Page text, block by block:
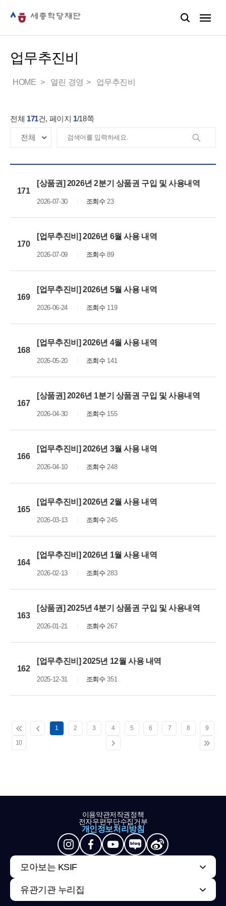
업무추진비
HOME 열린 경영 업무추진비
전체 171건, 페이지 1/18쪽
171
[상품권] 2026년 2분기 상품권 구입 및 사용내역
2026-07-30 조회수23
170
[업무추진비] 2026년 6월 사용 내역
2026-07-09 조회수89
169
[업무추진비] 2026년 5월 사용 내역
2026-06-24 조회수119
168
[업무추진비] 2026년 4월 사용 내역
2026-05-20 조회수141
167
[상품권] 2026년 1분기 상품권 구입 및 사용내역
2026-04-30 조회수155
166
[업무추진비] 2026년 3월 사용 내역
2026-04-10 조회수248
165
[업무추진비] 2026년 2월 사용 내역
2026-03-13 조회수245
164
[업무추진비] 2026년 1월 사용 내역
2026-02-13 조회수283
163
[상품권] 2025년 4분기 상품권 구입 및 사용내역
2026-01-21 조회수267
162
[업무추진비] 2025년 12월 사용 내역
2025-12-31 조회수351
1 2 3 4 5 6 7 8 9
10
이용약관저작권정책
전자우편무단수집거부
개인정보처리방침
모아보는 KSIF
유관기관 누리집